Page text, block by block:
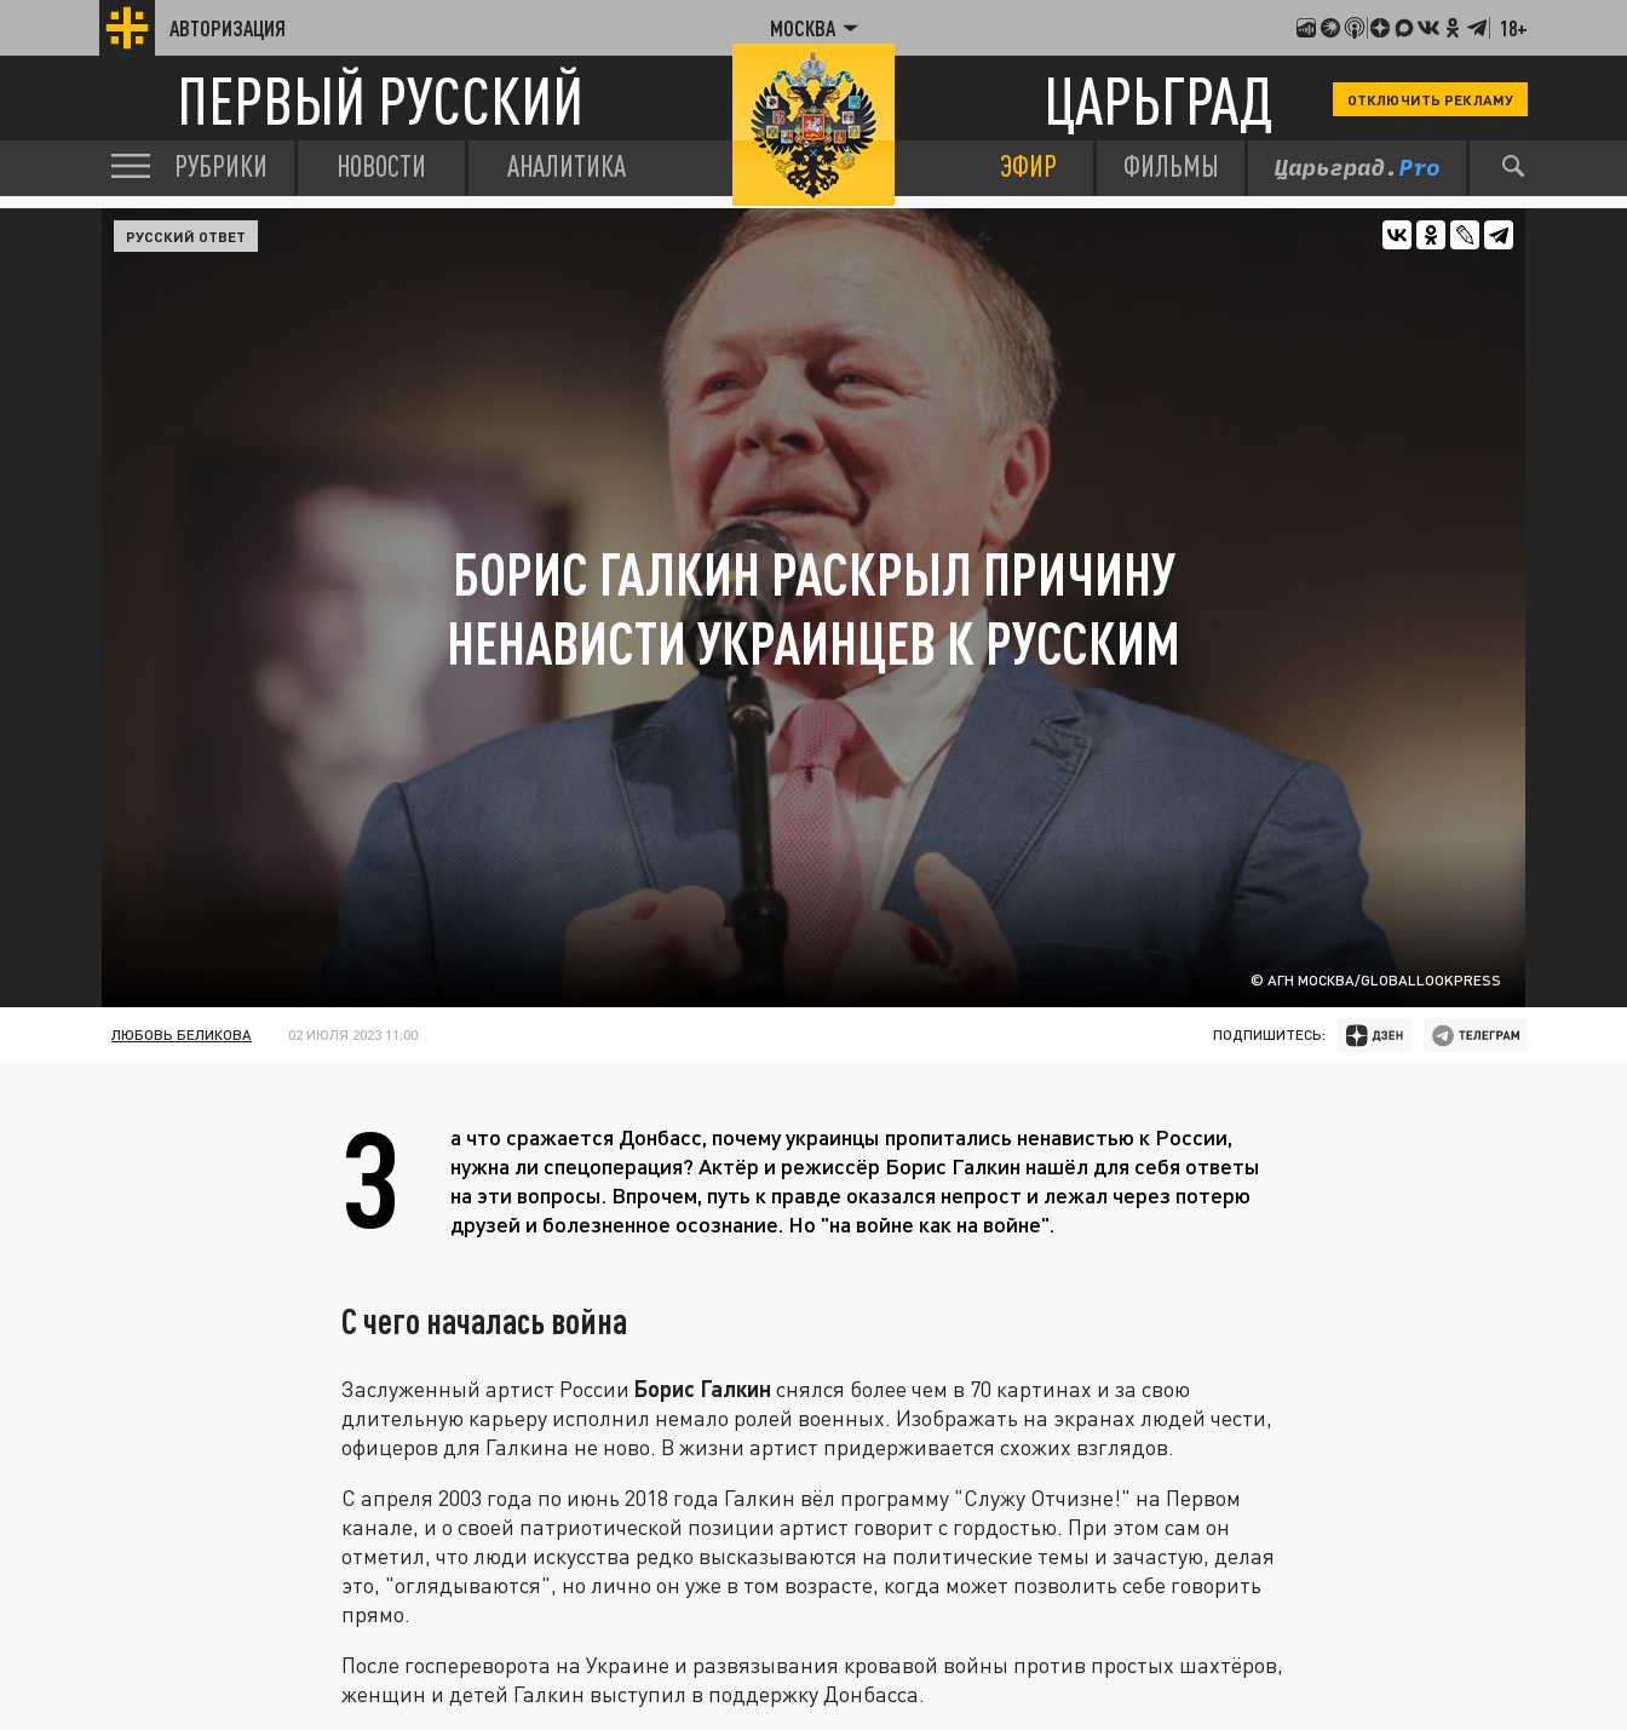
АВТОРИЗАЦИЯ МОСКВА 18+
ПЕРВЫЙ РУССКИЙ ЦАРЬГРАД ОТКЛЮЧИТЬ РЕКЛАМУ
РУБРИКИ НОВОСТИ АНАЛИТИКА ЭФИР ФИЛЬМЫ
© АГН МОСКВА/GLOBALLOOKPRESS
РУССКИЙ ОТВЕТ
БОРИС ГАЛКИН РАСКРЫЛ ПРИЧИНУ
НЕНАВИСТИ УКРАИНЦЕВ К РУССКИМ
ЛЮБОВЬ БЕЛИКОВА 02 ИЮЛЯ 2023 11:00 ПОДПИШИТЕСЬ:
З
а что сражается Донбасс, почему украинцы пропитались ненавистью к России,
нужна ли спецоперация? Актёр и режиссёр Борис Галкин нашёл для себя ответы
на эти вопросы. Впрочем, путь к правде оказался непрост и лежал через потерю
друзей и болезненное осознание. Но "на войне как на войне".
С чего началась война
Заслуженный артист России Борис Галкин снялся более чем в 70 картинах и за свою
длительную карьеру исполнил немало ролей военных. Изображать на экранах людей чести,
офицеров для Галкина не ново. В жизни артист придерживается схожих взглядов.
С апреля 2003 года по июнь 2018 года Галкин вёл программу "Служу Отчизне!" на Первом
канале, и о своей патриотической позиции артист говорит с гордостью. При этом сам он
отметил, что люди искусства редко высказываются на политические темы и зачастую, делая
это, "оглядываются", но лично он уже в том возрасте, когда может позволить себе говорить
прямо.
После госпереворота на Украине и развязывания кровавой войны против простых шахтёров,
женщин и детей Галкин выступил в поддержку Донбасса.